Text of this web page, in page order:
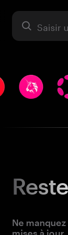
Actifs
Ne